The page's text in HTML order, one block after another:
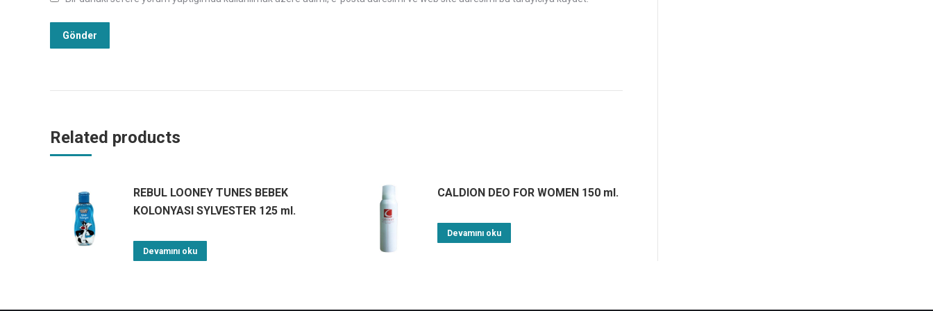
Related products
REBUL LOONEY TUNES BEBEK
KOLONYASI SYLVESTER 125 ml.
Devamını oku
CALDION DEO FOR WOMEN 150 ml.
Devamını oku